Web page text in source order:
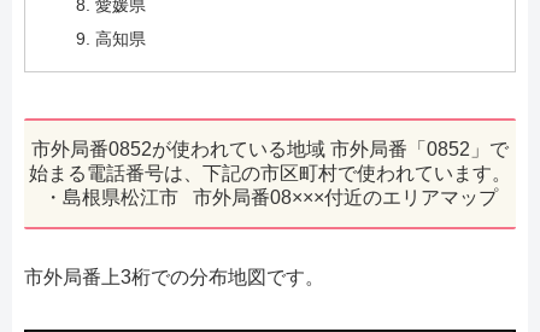
愛媛県
高知県
市外局番0852が使われている地域 市外局番「0852」で
始まる電話番号は、下記の市区町村で使われています。
・島根県松江市 市外局番08×××付近のエリアマップ
市外局番上3桁での分布地図です。